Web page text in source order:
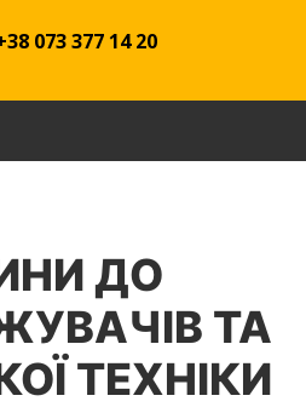
073 377 14 20
ДО
ТА
ТЕХНІКИ